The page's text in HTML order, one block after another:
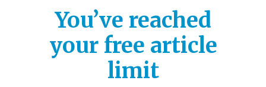
You’ve reached
your free article
limit